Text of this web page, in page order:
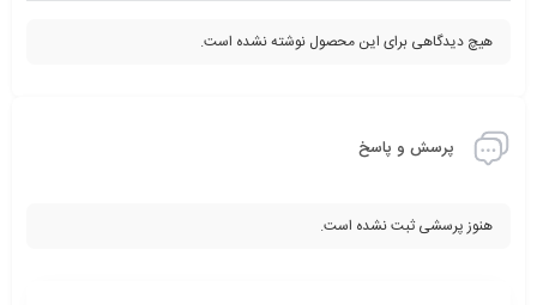
هیچ دیدگاهی برای این محصول نوشته نشده است.
پرسش و پاسخ
هنوز پرسشی ثبت نشده است.